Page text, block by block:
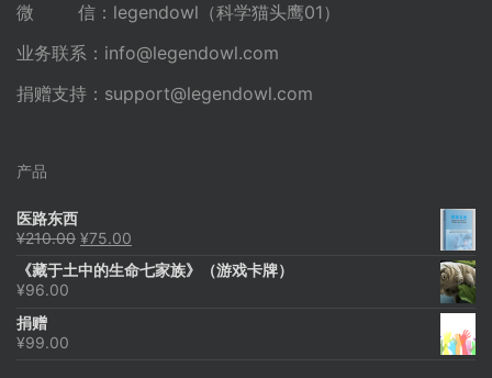
微 信：legendowl（科学猫头鹰01）
业务联系： info@legendowl.com
捐赠支持： support@legendowl.com
产品
医路东西
¥210.00 原
为：
¥75.00
价
《藏于土中的生命七家族》（游戏卡牌）
¥96.00
捐赠
¥99.00